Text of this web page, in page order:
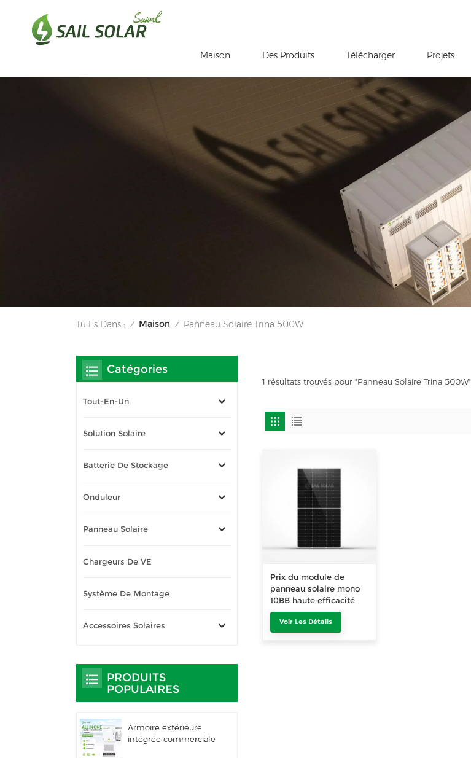
Maison Des Produits Télécharger Projets
Tu Es Dans : / Maison / Panneau Solaire Trina 500W
1 résultats trouvés pour "Panneau Solaire Trina 500W"
Prix du module de
panneau solaire mono
10BB haute efficacité
500 watts
Voir Les Détails
Catégories
Tout-En-Un
Solution Solaire
Batterie De Stockage
Onduleur
Panneau Solaire
Chargeurs De VE
Système De Montage
Accessoires Solaires
PRODUITS
POPULAIRES
Armoire extérieure
intégrée commerciale